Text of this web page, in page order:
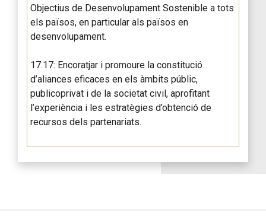
Objectius de Desenvolupament Sostenible a tots
els països, en particular als països en
desenvolupament.
17.17: Encoratjar i promoure la constitució
d’aliances eficaces en els àmbits públic,
publicoprivat i de la societat civil, aprofitant
l’experiència i les estratègies d’obtenció de
recursos dels partenariats.